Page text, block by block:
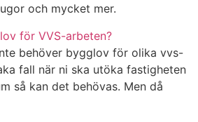
och mycket mer.
för VVS-arbeten?
behöver bygglov för olika vvs-
fall när ni ska utöka fastigheten
så kan det behövas. Men då